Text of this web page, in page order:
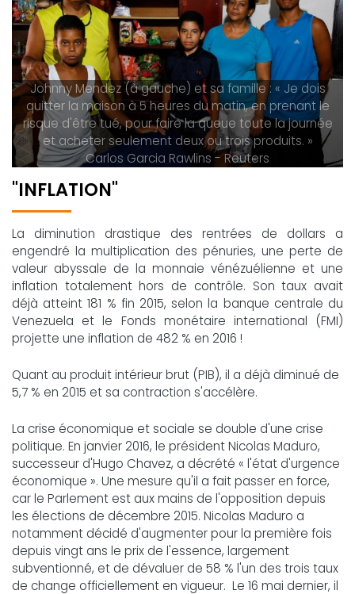
Johnny Mendez (à gauche) et sa famille : « Je dois
quitter la maison à 5 heures du matin, en prenant le
risque d'être tué, pour faire la queue toute la journée
et acheter seulement deux ou trois produits. »
Carlos Garcia Rawlins - Reuters
"INFLATION"
La diminution drastique des rentrées de dollars a
engendré la multiplication des pénuries, une perte de
valeur abyssale de la monnaie vénézuélienne et une
inflation totalement hors de contrôle. Son taux avait
déjà atteint 181 % fin 2015, selon la banque centrale du
Venezuela et le Fonds monétaire international (FMI)
projette une inflation de 482 % en 2016 !
Quant au produit intérieur brut (PIB), il a déjà diminué de
5,7 % en 2015 et sa contraction s'accélère.
La crise économique et sociale se double d'une crise
politique. En janvier 2016, le président Nicolas Maduro,
successeur d'Hugo Chavez, a décrété « l'état d'urgence
économique ». Une mesure qu'il a fait passer en force,
car le Parlement est aux mains de l'opposition depuis
les élections de décembre 2015. Nicolas Maduro a
notamment décidé d'augmenter pour la première fois
depuis vingt ans le prix de l'essence, largement
subventionné, et de dévaluer de 58 % l'un des trois taux
de change officiellement en vigueur. Le 16 mai dernier, il